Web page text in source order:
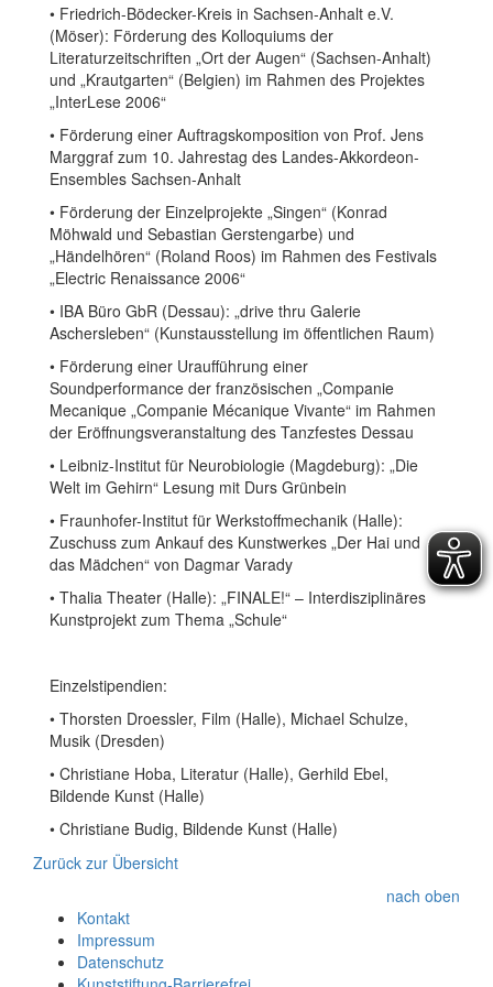
• Friedrich-Bödecker-Kreis in Sachsen-Anhalt e.V.
(Möser): Förderung des Kolloquiums der
Literaturzeitschriften „Ort der Augen“ (Sachsen-Anhalt)
und „Krautgarten“ (Belgien) im Rahmen des Projektes
„InterLese 2006“
• Förderung einer Auftragskomposition von Prof. Jens
Marggraf zum 10. Jahrestag des Landes-Akkordeon-
Ensembles Sachsen-Anhalt
• Förderung der Einzelprojekte „Singen“ (Konrad
Möhwald und Sebastian Gerstengarbe) und
„Händelhören“ (Roland Roos) im Rahmen des Festivals
„Electric Renaissance 2006“
• IBA Büro GbR (Dessau): „drive thru Galerie
Aschersleben“ (Kunstausstellung im öffentlichen Raum)
• Förderung einer Uraufführung einer
Soundperformance der französischen „Companie
Mecanique „Companie Mécanique Vivante“ im Rahmen
der Eröffnungsveranstaltung des Tanzfestes Dessau
• Leibniz-Institut für Neurobiologie (Magdeburg): „Die
Welt im Gehirn“ Lesung mit Durs Grünbein
• Fraunhofer-Institut für Werkstoffmechanik (Halle):
Zuschuss zum Ankauf des Kunstwerkes „Der Hai und
das Mädchen“ von Dagmar Varady
• Thalia Theater (Halle): „FINALE!“ – Interdisziplinäres
Kunstprojekt zum Thema „Schule“
Einzelstipendien:
• Thorsten Droessler, Film (Halle), Michael Schulze,
Musik (Dresden)
• Christiane Hoba, Literatur (Halle), Gerhild Ebel,
Bildende Kunst (Halle)
• Christiane Budig, Bildende Kunst (Halle)
Zurück zur Übersicht
nach oben
Kontakt
Impressum
Datenschutz